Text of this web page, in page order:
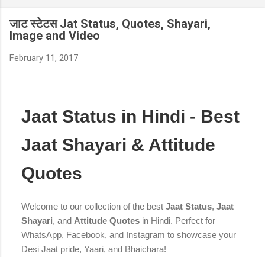
जाट स्टेटस Jat Status, Quotes, Shayari,
Image and Video
February 11, 2017
Jaat Status in Hindi - Best
Jaat Shayari & Attitude
Quotes
Welcome to our collection of the best Jaat Status, Jaat
Shayari, and Attitude Quotes in Hindi. Perfect for
WhatsApp, Facebook, and Instagram to showcase your
Desi Jaat pride, Yaari, and Bhaichara!